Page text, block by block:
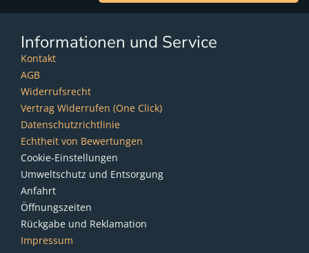
Informationen und Service
Kontakt
AGB
Widerrufsrecht
Vertrag Widerrufen (One Click)
Datenschutzrichtlinie
Echtheit von Bewertungen
Cookie-Einstellungen
Umweltschutz und Entsorgung
Anfahrt
Öffnungszeiten
Rückgabe und Reklamation
Impressum